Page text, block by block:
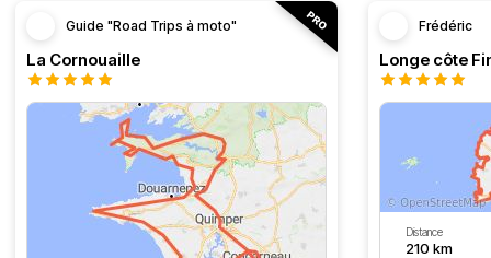
Guide "Road Trips à moto"
La Cornouaille
Frédéric
Distance
210 km